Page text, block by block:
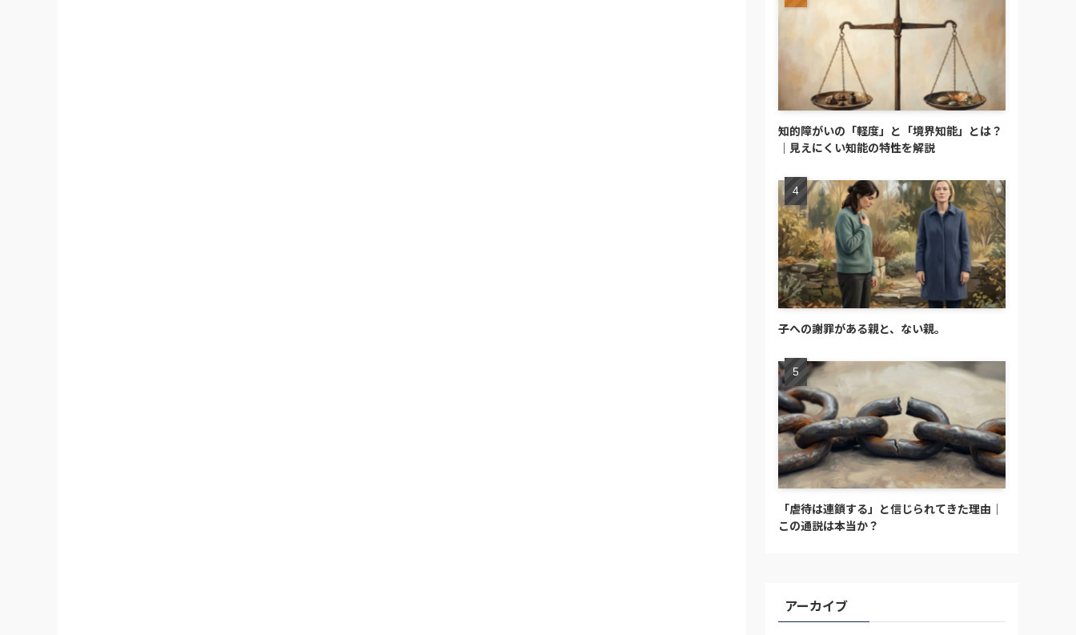
知的障がいの「軽度」と「境界知能」とは？
｜見えにくい知能の特性を解説
子への謝罪がある親と、ない親。
「虐待は連鎖する」と信じられてきた理由｜
この通説は本当か？
アーカイブ